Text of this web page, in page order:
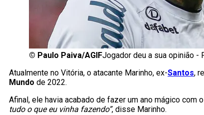
© Paulo Paiva/AGIFJogador deu a sua opinião -
Atualmente no Vitória, o atacante Marinho, ex-Santos,
Mundo de 2022.
Afinal, ele havia acabado de fazer um ano mágico
tudo o que eu vinha fazendo”, disse Marinho.